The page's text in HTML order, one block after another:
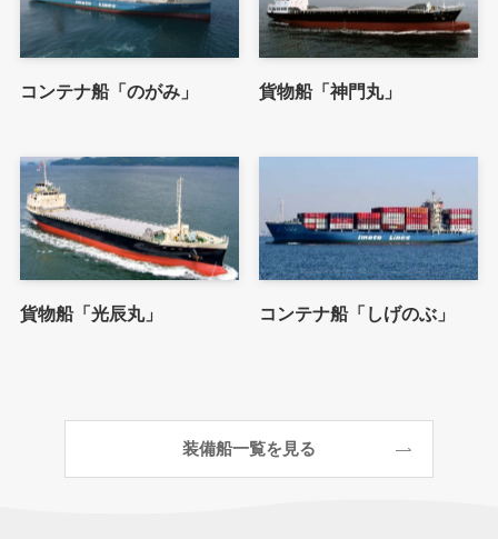
コンテナ船「のがみ」 貨物船「神門丸」
貨物船「光辰丸」 コンテナ船「しげのぶ」
装備船一覧を見る